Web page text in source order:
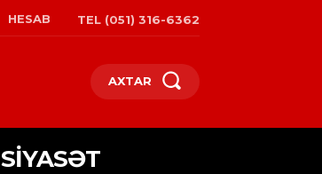
HESAB TEL (051) 316-6362
AXTAR
SIYASƏT